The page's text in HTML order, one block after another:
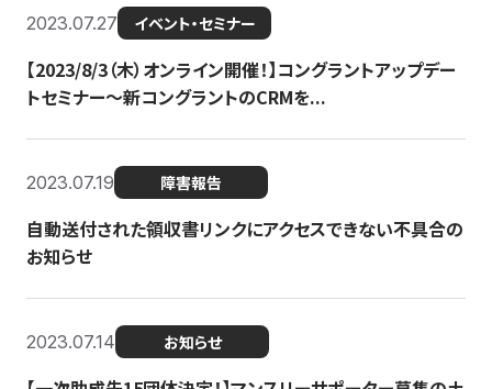
2023.07.27 イベント・セミナー
【2023/8/3（木）オンライン開催！】コングラントアップデー
トセミナー〜新コングラントのCRMを...
2023.07.19 障害報告
自動送付された領収書リンクにアクセスできない不具合の
お知らせ
2023.07.14 お知らせ